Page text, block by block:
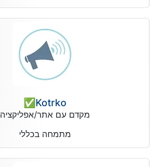
Kotrko✅
מקדם עם אתר/אפליקציה
מתמחה בכללי